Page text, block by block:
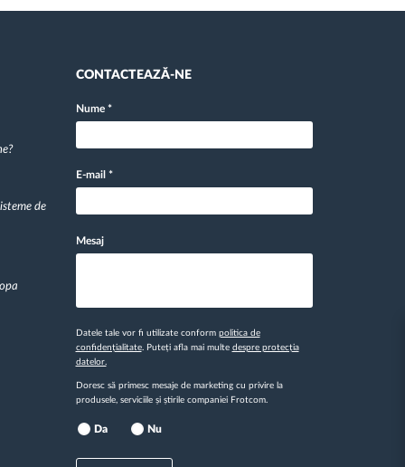
de
CONTACTEAZĂ-NE
Nume *
E-mail *
Mesaj
Datele tale vor fi utilizate conform politica de
confidențialitate. Puteți afla mai multe despre protecția
datelor.
Doresc să primesc mesaje de marketing cu privire la
produsele, serviciile și știrile companiei Frotcom.
Da Nu